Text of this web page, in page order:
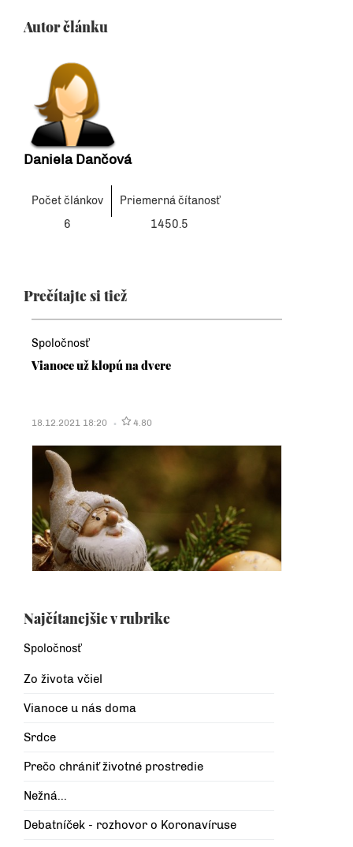
Autor článku
Daniela Dančová
Počet článkov
Priemerná čítanosť
6
1450.5
Prečítajte si tiež
Spoločnosť
Vianoce už klopú na dvere
18.12.2021 18:20 4.80
Najčítanejšie v rubrike
Spoločnosť
Zo života včiel
Vianoce u nás doma
Srdce
Prečo chrániť životné prostredie
Nežná...
Debatníček - rozhovor o Koronavíruse